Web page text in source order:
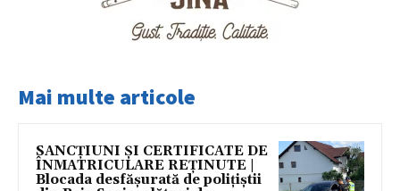
Mai multe articole
SANCȚIUNI ȘI CERTIFICATE DE
ÎNMATRICULARE REȚINUTE |
Blocada desfășurată de polițiștii